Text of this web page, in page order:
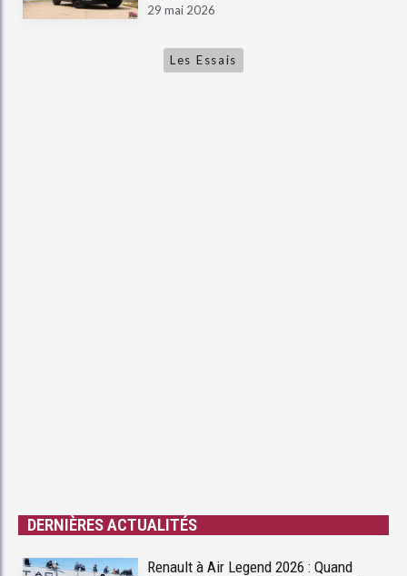
29 mai 2026
Les Essais
DERNIÈRES ACTUALITÉS
Renault à Air Legend 2026 : Quand